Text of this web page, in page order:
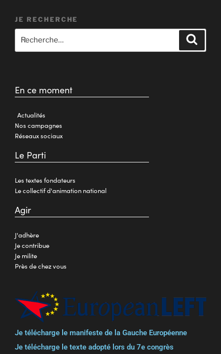
JE RECHERCHE
En ce moment
Actualités
Nos campagnes
Réseaux sociaux
Le Parti
Les textes fondateurs
Le collectif d'animation national
Agir
J'adhère
Je contribue
Je milite
Près de chez vous
Je télécharge le manifeste de la Gauche Européenne
Je télécharge le texte adopté lors du 7e congrès